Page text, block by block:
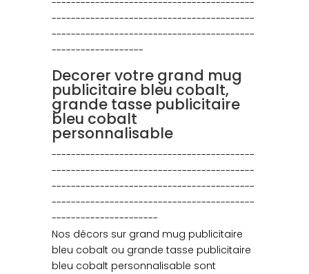
------------------------------------------
------------------------------------------
------------------------------------------
-------------------
Decorer votre grand mug
publicitaire bleu cobalt,
grande tasse publicitaire
bleu cobalt
personnalisable
------------------------------------------
------------------------------------------
------------------------------------------
------------------------------------------
----------------------
Nos décors sur grand mug publicitaire
bleu cobalt ou grande tasse publicitaire
bleu cobalt personnalisable sont